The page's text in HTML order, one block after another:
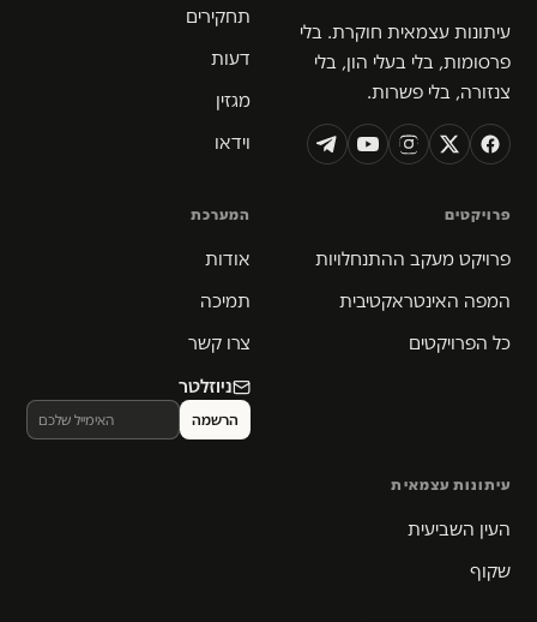
עיתונות עצמאית חוקרת. בלי
פרסומות, בלי בעלי הון, בלי
צנזורה, בלי פשרות.
תחקירים
דעות
מגזין
וידאו
פרויקטים
פרויקט מעקב ההתנחלויות
המפה האינטראקטיבית
כל הפרויקטים
המערכת
אודות
תמיכה
צרו קשר
ניוזלטר
עיתונות עצמאית
העין השביעית
שקוף